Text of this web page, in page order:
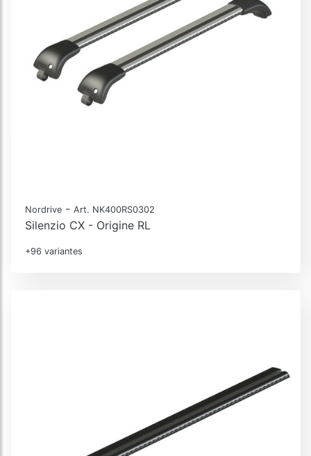
Nordrive - Art. NK400RS0302
Silenzio CX - Origine RL
+96 variantes